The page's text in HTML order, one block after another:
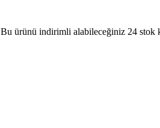
Bu ürünü indirimli alabileceğiniz 24 stok